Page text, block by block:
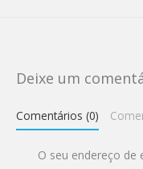
Deixe um
Comentários (0)
O seu endereço de